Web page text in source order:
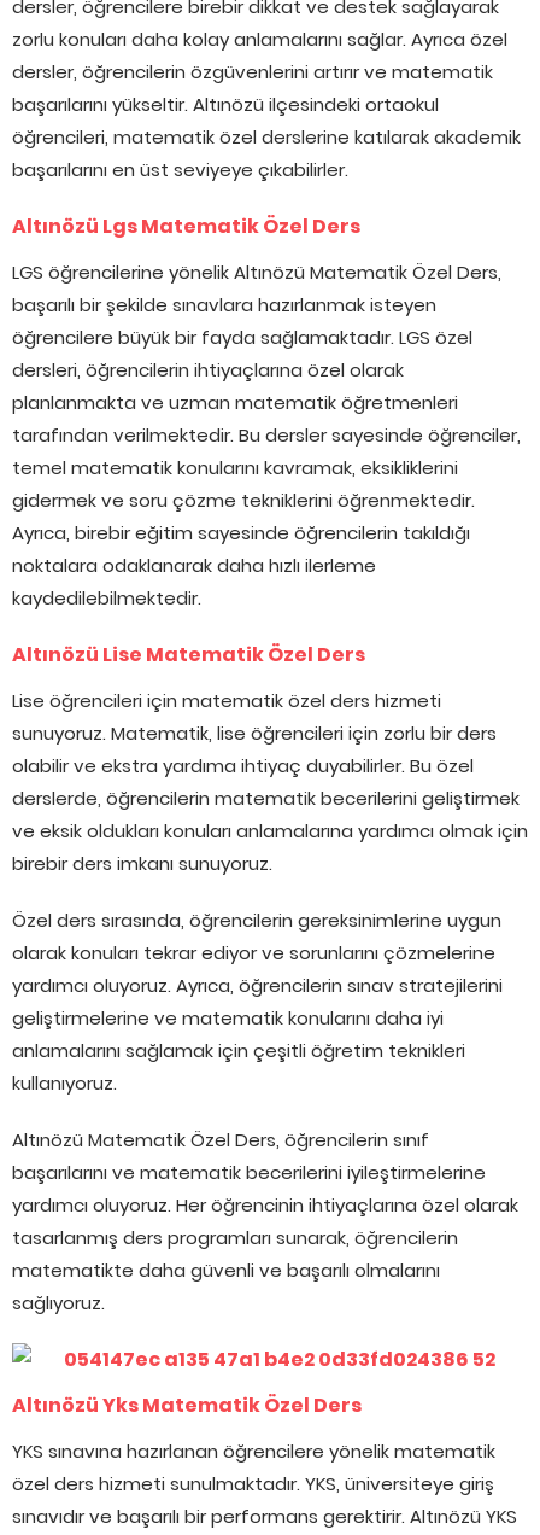
dersler, öğrencilere birebir dikkat ve destek sağlayarak
zorlu konuları daha kolay anlamalarını sağlar. Ayrıca özel
dersler, öğrencilerin özgüvenlerini artırır ve matematik
başarılarını yükseltir. Altınözü ilçesindeki ortaokul
öğrencileri, matematik özel derslerine katılarak akademik
başarılarını en üst seviyeye çıkabilirler.
Altınözü Lgs Matematik Özel Ders
LGS öğrencilerine yönelik Altınözü Matematik Özel Ders,
başarılı bir şekilde sınavlara hazırlanmak isteyen
öğrencilere büyük bir fayda sağlamaktadır. LGS özel
dersleri, öğrencilerin ihtiyaçlarına özel olarak
planlanmakta ve uzman matematik öğretmenleri
tarafından verilmektedir. Bu dersler sayesinde öğrenciler,
temel matematik konularını kavramak, eksikliklerini
gidermek ve soru çözme tekniklerini öğrenmektedir.
Ayrıca, birebir eğitim sayesinde öğrencilerin takıldığı
noktalara odaklanarak daha hızlı ilerleme
kaydedilebilmektedir.
Altınözü Lise Matematik Özel Ders
Lise öğrencileri için matematik özel ders hizmeti
sunuyoruz. Matematik, lise öğrencileri için zorlu bir ders
olabilir ve ekstra yardıma ihtiyaç duyabilirler. Bu özel
derslerde, öğrencilerin matematik becerilerini geliştirmek
ve eksik oldukları konuları anlamalarına yardımcı olmak için
birebir ders imkanı sunuyoruz.
Özel ders sırasında, öğrencilerin gereksinimlerine uygun
olarak konuları tekrar ediyor ve sorunlarını çözmelerine
yardımcı oluyoruz. Ayrıca, öğrencilerin sınav stratejilerini
geliştirmelerine ve matematik konularını daha iyi
anlamalarını sağlamak için çeşitli öğretim teknikleri
kullanıyoruz.
Altınözü Matematik Özel Ders, öğrencilerin sınıf
başarılarını ve matematik becerilerini iyileştirmelerine
yardımcı oluyoruz. Her öğrencinin ihtiyaçlarına özel olarak
tasarlanmış ders programları sunarak, öğrencilerin
matematikte daha güvenli ve başarılı olmalarını
sağlıyoruz.
Altınözü Yks Matematik Özel Ders
YKS sınavına hazırlanan öğrencilere yönelik matematik
özel ders hizmeti sunulmaktadır. YKS, üniversiteye giriş
sınavıdır ve başarılı bir performans gerektirir. Altınözü YKS